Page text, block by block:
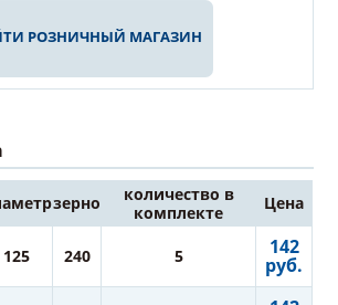
РОЗНИЧНЫЙ МАГАЗИН
зерно
количество в
комплекте
Цена
125 240 5 142
руб.